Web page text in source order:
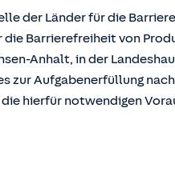
der Länder für die
Barrierefreiheit von
Anhalt, in der
zur Aufgabenerfüllung
hierfür notwendigen